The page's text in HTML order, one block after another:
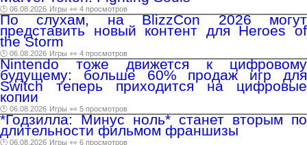
🕑 06.08.2026 Игры 👀 4 просмотров
По слухам, на BlizzCon 2026 могут
представить новый контент для Heroes of
the Storm
🕑 06.08.2026 Игры 👀 4 просмотров
Nintendo тоже движется к цифровому
будущему: больше 60% продаж игр для
Switch теперь приходится на цифровые
копии
🕑 06.08.2026 Игры 👀 5 просмотров
*Годзилла: Минус ноль* станет вторым по
длительности фильмом франшизы
🕑 06.08.2026 Игры 👀 6 просмотров